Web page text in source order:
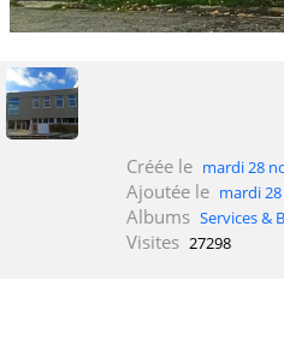
Créée le mardi 28
Ajoutée le mardi
Albums Services &
Visites 27298